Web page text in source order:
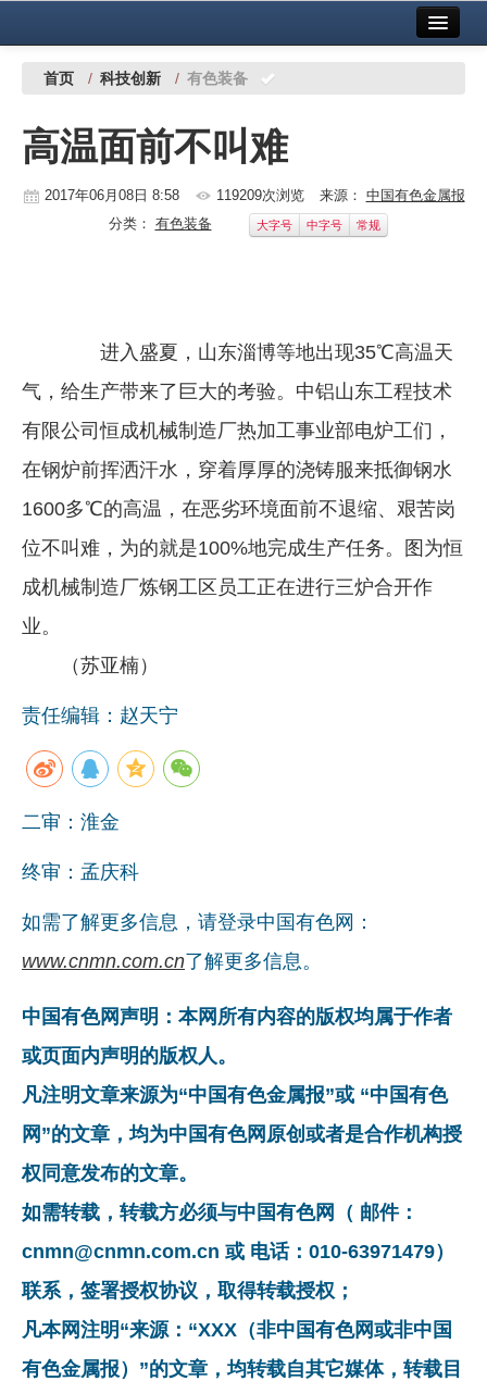
中国有色金属报社主办 广告服务
铜镍铅锌
铝
地矿 建设
党建工作
企业文化
《资源再生》杂志
首页 / 科技创新 / 有色装备
高温面前不叫难
2017年06月08日 8:58 119209次浏览 来源： 中国有色金属报
分类： 有色装备 大字号 中字号 常规
进入盛夏，山东淄博等地出现35℃高温天
气，给生产带来了巨大的考验。中铝山东工程技术
有限公司恒成机械制造厂热加工事业部电炉工们，
在钢炉前挥洒汗水，穿着厚厚的浇铸服来抵御钢水
1600多℃的高温，在恶劣环境面前不退缩、艰苦岗
位不叫难，为的就是100%地完成生产任务。图为恒
成机械制造厂炼钢工区员工正在进行三炉合开作
业。
（苏亚楠）
责任编辑：赵天宁
二审：淮金
终审：孟庆科
如需了解更多信息，请登录中国有色网：
www.cnmn.com.cn了解更多信息。
中国有色网声明：本网所有内容的版权均属于作者
或页面内声明的版权人。
凡注明文章来源为“中国有色金属报”或 “中国有色
网”的文章，均为中国有色网原创或者是合作机构授
权同意发布的文章。
如需转载，转载方必须与中国有色网（ 邮件：
cnmn@cnmn.com.cn 或 电话：010-63971479）
联系，签署授权协议，取得转载授权；
凡本网注明“来源：“XXX（非中国有色网或非中国
有色金属报）”的文章，均转载自其它媒体，转载目